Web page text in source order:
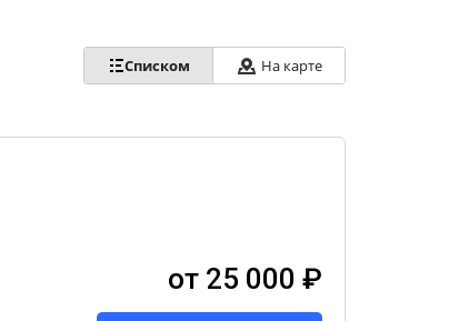
Списком На карте
от 25 000 ₽